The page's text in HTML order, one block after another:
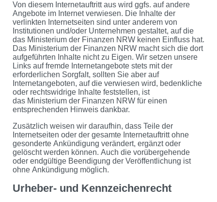
Von diesem Internetauftritt aus wird ggfs. auf andere
Angebote im Internet verwiesen. Die Inhalte der
verlinkten Internetseiten sind unter anderem von
Institutionen und/oder Unternehmen gestaltet, auf die
das Ministerium der Finanzen NRW keinen Einfluss hat.
Das Ministerium der Finanzen NRW macht sich die dort
aufgeführten Inhalte nicht zu Eigen. Wir setzen unsere
Links auf fremde Internetangebote stets mit der
erforderlichen Sorgfalt, sollten Sie aber auf
Internetangeboten, auf die verwiesen wird, bedenkliche
oder rechtswidrige Inhalte feststellen, ist
das Ministerium der Finanzen NRW für einen
entsprechenden Hinweis dankbar.
Zusätzlich weisen wir daraufhin, dass Teile der
Internetseiten oder der gesamte Internetauftritt ohne
gesonderte Ankündigung verändert, ergänzt oder
gelöscht werden können. Auch die vorübergehende
oder endgültige Beendigung der Veröffentlichung ist
ohne Ankündigung möglich.
Urheber- und Kennzeichenrecht